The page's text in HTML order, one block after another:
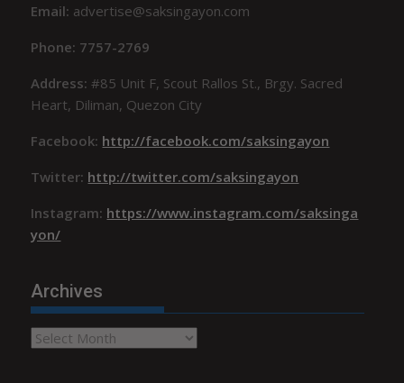
Email: advertise@saksingayon.com
Phone: 7757-2769
Address:#85 Unit F, Scout Rallos St., Brgy. Sacred
Heart, Diliman, Quezon City
Facebook: http://facebook.com/saksingayon
Twitter: http://twitter.com/saksingayon
Instagram: https://www.instagram.com/saksinga
yon/
Archives
Archives